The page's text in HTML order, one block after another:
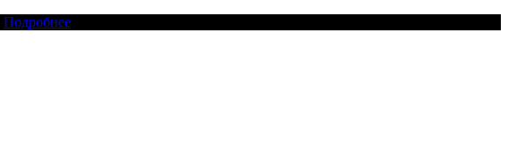
Подробнее